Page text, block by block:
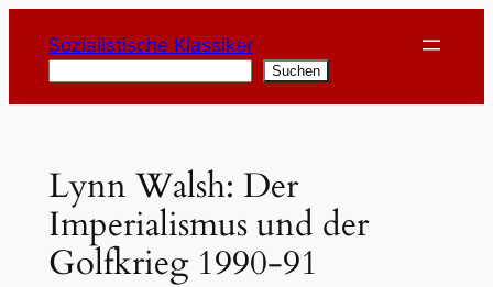
Inhalt
springen
Sozialistische Klassiker
Suchen
Lynn Walsh: Der
Imperialismus und der
Golfkrieg 1990-91